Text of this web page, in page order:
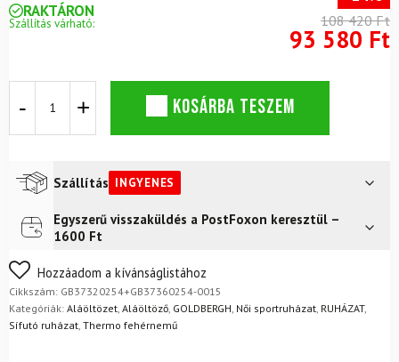
RAKTÁRON
Szállítás várható: 108 420 Ft
93 580 Ft
Caitlyn
Feline
Jaguar
Carnivale
termo
mennyiség
KOSÁRBA TESZEM
Szállítás INGYENES
Futár a címreIngyenes
FoxPost
Egyszerű visszaküldés a PostFoxon keresztül –
1600 Ft
Nem biztos a választásában? Semmi gond – a terméket
egyszerűen visszaküldheti 14 napon belül, indoklás nélkül.
Mik a visszaküldés feltételei?
Hozzáadom a kívánságlistához
Cikkszám: GB37320254+GB37360254-0015
Kategóriák: Aláöltözet Aláöltöző GOLDBERGH Női sportruházat RUHÁZAT,
Sífutó ruházat Thermo fehérnemű